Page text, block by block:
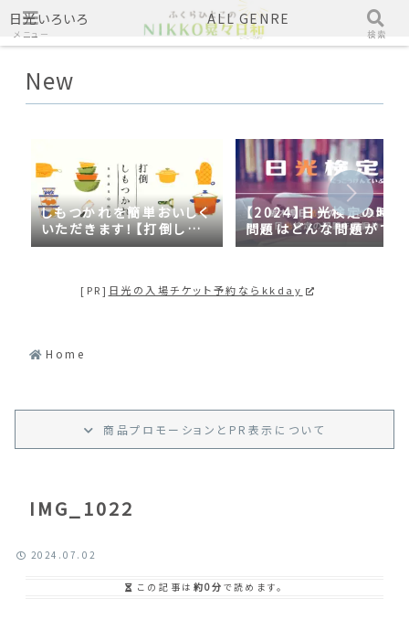
日光いろいろ ALL GENRE
New
しもつかれを簡単おいしく
いただきます！【打倒しも
つかれｓｅａｓｏｎ２】
【2024】日光検定の時事
問題はどんな問題がでる
の？2023年の時事問題
[PR] 日光の入場チケット予約ならkkday
Home
商品プロモーション と PR 表示 について
IMG_1022
2024.07.02
この記事は 約0分 で読めます。
メニュー 検索